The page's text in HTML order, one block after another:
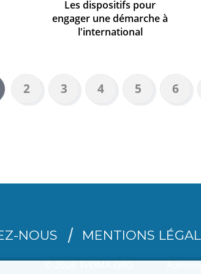
Les dispositifs pour
engager une démarche à
l'international
Page
2 Page
3 Page
4 Page
5 Page
6
NOUS MENTIONS
© 2026 TVDMA.ORG